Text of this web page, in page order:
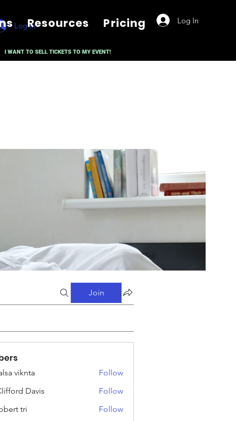
I WANT TO SELL TICKETS TO MY EVENT!
Log In
Log InResources Pricing
Join
viknta
Follow
Davis
Follow
tri
Follow